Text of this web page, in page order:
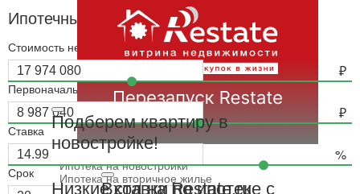
Ипотека
Ипотечный калькулятор
Ипотека на новостройки
Ипотека на вторичное жилье
Вход на Restate.ru
Ипотечный калькулятор
Стоимость недвижимости
Первоначальный взнос
Ставка
Срок
Подберем квартиру в
новостройке!
Низкие ставки по ипотеке с